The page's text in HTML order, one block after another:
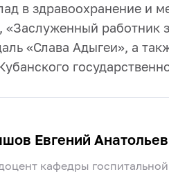
в здравоохранение и
«Заслуженный работник
«Слава Адыгеи», а
Евгений
кафедры